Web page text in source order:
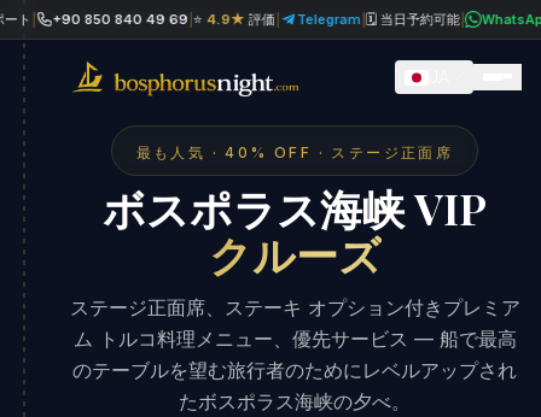
+90 850 840 49 69|⭐ 4.9★ 評価| Telegram|🗓 当日予約可能| WhatsApp|💳
最も人気 · 40% OFF · ステージ正面席
ボスポラス海峡 VIP
クルーズ
ステージ正面席、ステーキ オプション付きプレミア
ム トルコ料理メニュー、優先サービス — 船で最高
のテーブルを望む旅行者のためにレベルアップされ
たボスポラス海峡の夕べ。